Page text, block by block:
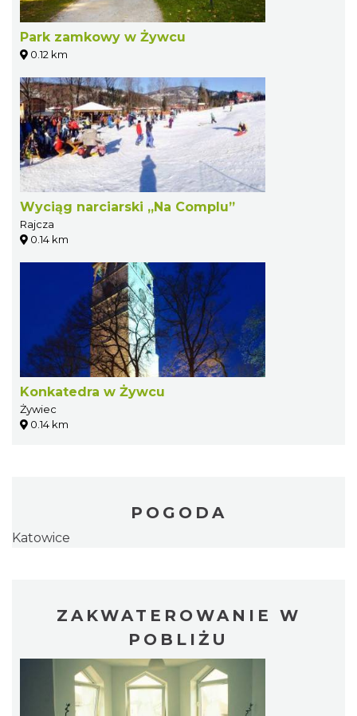
Park zamkowy w Żywcu
0.12 km
Wyciąg narciarski „Na Complu”
Rajcza
0.14 km
Konkatedra w Żywcu
Żywiec
0.14 km
POGODA
Katowice
ZAKWATEROWANIE W
POBLIŻU